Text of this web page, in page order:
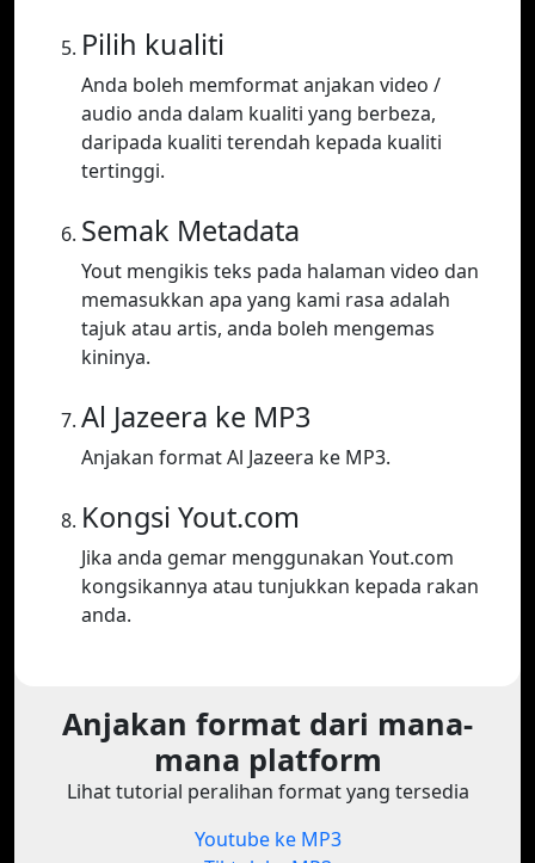
Pilih kualiti
Anda boleh memformat anjakan video /
audio anda dalam kualiti yang berbeza,
daripada kualiti terendah kepada kualiti
tertinggi.
Semak Metadata
Yout mengikis teks pada halaman video dan
memasukkan apa yang kami rasa adalah
tajuk atau artis, anda boleh mengemas
kininya.
Al Jazeera ke MP3
Anjakan format Al Jazeera ke MP3.
Kongsi Yout.com
Jika anda gemar menggunakan Yout.com
kongsikannya atau tunjukkan kepada rakan
anda.
Anjakan format dari mana-
mana platform
Lihat tutorial peralihan format yang tersedia
Youtube ke MP3